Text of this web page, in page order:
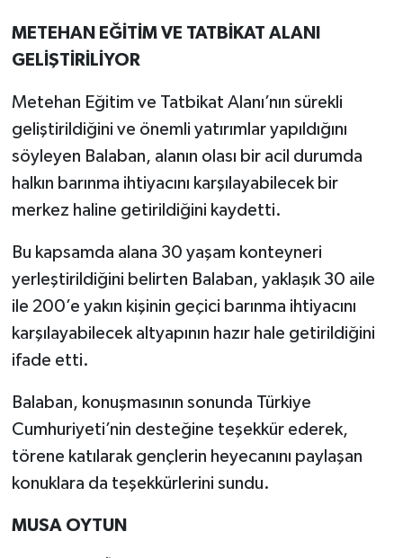
METEHAN EĞİTİM VE TATBİKAT ALANI
GELİŞTİRİLİYOR
Metehan Eğitim ve Tatbikat Alanı’nın sürekli
geliştirildiğini ve önemli yatırımlar yapıldığını
söyleyen Balaban, alanın olası bir acil durumda
halkın barınma ihtiyacını karşılayabilecek bir
merkez haline getirildiğini kaydetti.
Bu kapsamda alana 30 yaşam konteyneri
yerleştirildiğini belirten Balaban, yaklaşık 30 aile
ile 200’e yakın kişinin geçici barınma ihtiyacını
karşılayabilecek altyapının hazır hale getirildiğini
ifade etti.
Balaban, konuşmasının sonunda Türkiye
Cumhuriyeti’nin desteğine teşekkür ederek,
törene katılarak gençlerin heyecanını paylaşan
konuklara da teşekkürlerini sundu.
MUSA OYTUN